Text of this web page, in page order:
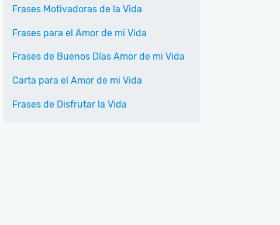
Frases Motivadoras de la Vida
Frases para el Amor de mi Vida
Frases de Buenos Días Amor de mi Vida
Carta para el Amor de mi Vida
Frases de Disfrutar la Vida